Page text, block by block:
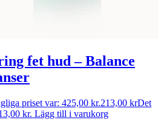
fet hud – Balance
priset var: 425,00 kr.213,00 krDet
kr. Lägg till i varukorg